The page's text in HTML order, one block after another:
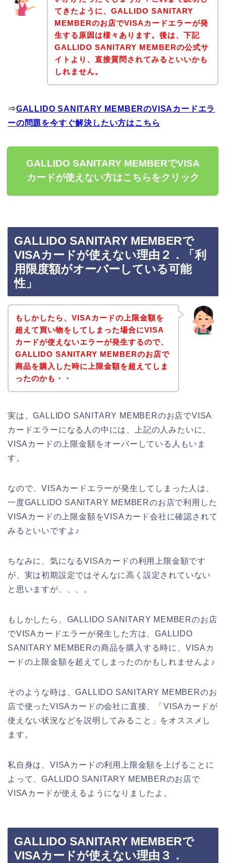
てきたように、GALLIDO SANITARY
MEMBERのお店でVISAカードエラーが発
生する原因は様々あります。後は、下記
GALLIDO SANITARY MEMBERの公式サ
イトより、直接質問されてみるといいかも
しれません。
⇒GALLIDO SANITARY MEMBERのVISAカードエラ
ーの問題を今すぐ解決したい方はこちら
GALLIDO SANITARY MEMBERでVISA
カードが使えない方はこちらをクリック
GALLIDO SANITARY MEMBERで
VISAカードが使えない理由２．「利
用限度額がオーバーしている可能
性」
もしかしたら、VISAカードの上限金額を
超えて買い物をしてしまった場合にVISA
カードが使えないエラーが発生するので、
GALLIDO SANITARY MEMBERのお店で
商品を購入した時に上限金額を超えてしま
ったのかも・・
実は、GALLIDO SANITARY MEMBERのお店でVISA
カードエラーになる人の中には、上記の人みたいに、
VISAカードの上限金額をオーバーしている人もいま
す。
なので、VISAカードエラーが発生してしまった人は、
一度GALLIDO SANITARY MEMBERのお店で利用した
VISAカードの上限金額をVISAカード会社に確認されて
みるといいですよ♪
ちなみに、気になるVISAカードの利用上限金額です
が、実は初期設定ではそんなに高く設定されていない
と思いますが、、、。
もしかしたら、GALLIDO SANITARY MEMBERのお店
でVISAカードエラーが発生した方は、GALLIDO
SANITARY MEMBERの商品を購入する時に、VISAカ
ードの上限金額を超えてしまったのかもしれませんよ♪
そのような時は、GALLIDO SANITARY MEMBERのお
店で使ったVISAカードの会社に直接、「VISAカードが
使えない状況などを説明してみること」をオススメし
ます。
私自身は、VISAカードの利用上限金額を上げることに
よって、GALLIDO SANITARY MEMBERのお店で
VISAカードが使えるようになりましたよ。
GALLIDO SANITARY MEMBERで
VISAカードが使えない理由３．